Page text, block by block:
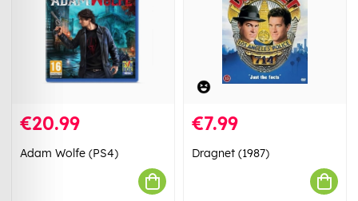
€20.99
Adam Wolfe (PS4)
€7.99
Dragnet (1987)